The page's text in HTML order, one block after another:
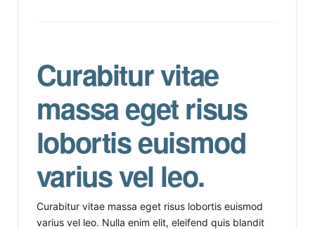
Curabitur vitae
massa eget risus
lobortis euismod
varius vel leo.
Curabitur vitae massa eget risus lobortis euismod
varius vel leo. Nulla enim elit, eleifend quis blandit